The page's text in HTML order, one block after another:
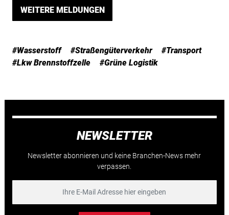
WEITERE MELDUNGEN
#Wasserstoff #Straßengüterverkehr
#Transport
#Lkw Brennstoffzelle
#Grüne Logistik
NEWSLETTER
Newsletter abonnieren und keine Branchen-News mehr
verpassen.